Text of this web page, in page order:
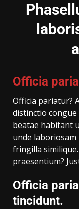
Officia
Officia pariatur?
distinctio congue
beatae habitant
unde laboriosam
fringilla
praesentium?
Officia
tincidunt.